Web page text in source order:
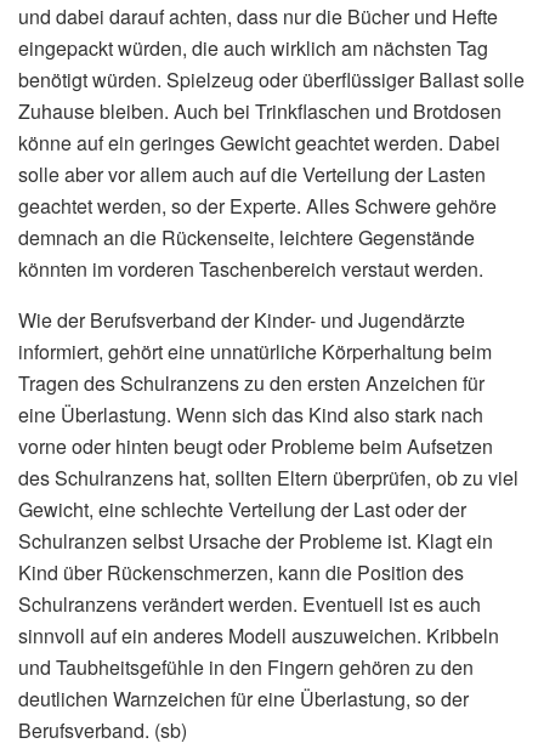
und dabei darauf achten, dass nur die Bücher und Hefte
eingepackt würden, die auch wirklich am nächsten Tag
benötigt würden. Spielzeug oder überflüssiger Ballast solle
Zuhause bleiben. Auch bei Trinkflaschen und Brotdosen
könne auf ein geringes Gewicht geachtet werden. Dabei
solle aber vor allem auch auf die Verteilung der Lasten
geachtet werden, so der Experte. Alles Schwere gehöre
demnach an die Rückenseite, leichtere Gegenstände
könnten im vorderen Taschenbereich verstaut werden.
Wie der Berufsverband der Kinder- und Jugendärzte
informiert, gehört eine unnatürliche Körperhaltung beim
Tragen des Schulranzens zu den ersten Anzeichen für
eine Überlastung. Wenn sich das Kind also stark nach
vorne oder hinten beugt oder Probleme beim Aufsetzen
des Schulranzens hat, sollten Eltern überprüfen, ob zu viel
Gewicht, eine schlechte Verteilung der Last oder der
Schulranzen selbst Ursache der Probleme ist. Klagt ein
Kind über Rückenschmerzen, kann die Position des
Schulranzens verändert werden. Eventuell ist es auch
sinnvoll auf ein anderes Modell auszuweichen. Kribbeln
und Taubheitsgefühle in den Fingern gehören zu den
deutlichen Warnzeichen für eine Überlastung, so der
Berufsverband. (sb)